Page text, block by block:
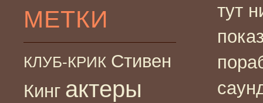
МЕТКИ
КЛУБ-КРИК Стивен
Кинг актеры
тут